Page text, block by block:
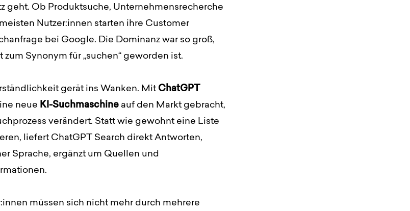
geht. Ob Produktsuche, Unternehmensrecherche
Nutzer:innen starten ihre Customer
bei Google. Die Dominanz war so groß,
zum Synonym für „suchen“ geworden ist.
gerät ins Wanken. Mit ChatGPT
neue KI-Suchmaschineauf den Markt gebracht,
verändert. Statt wie gewohnt eine Liste
liefert ChatGPT Search direkt Antworten,
Sprache, ergänzt um Quellen und
müssen sich nicht mehr durch mehrere